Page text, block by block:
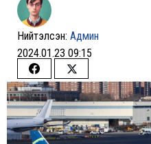
Нийтэлсэн: Админ
2024.01.23 09:15
Share
on
Facebook
Share
on
Twitter